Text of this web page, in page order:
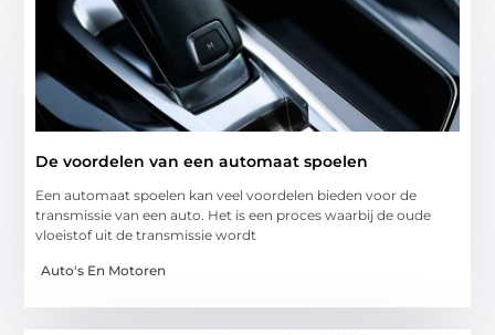
De voordelen van een automaat spoelen
Een automaat spoelen kan veel voordelen bieden voor de
transmissie van een auto. Het is een proces waarbij de oude
vloeistof uit de transmissie wordt
Auto's En Motoren